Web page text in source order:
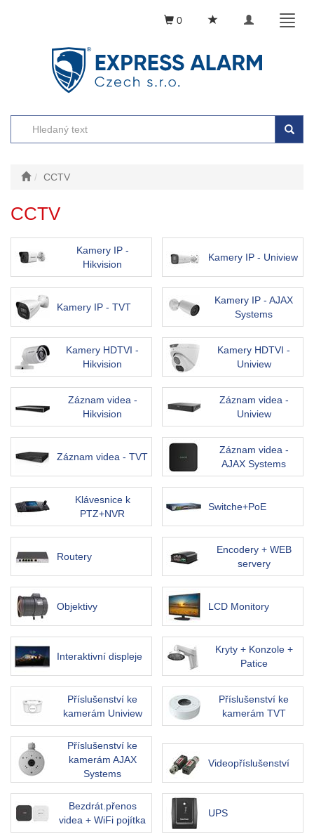
Toggle
0
CCTV
CCTV
Kamery IP -
Hikvision
Kamery IP - Uniview
Kamery IP - TVT
Kamery IP - AJAX
Systems
Kamery HDTVI -
Hikvision
Kamery HDTVI -
Uniview
Záznam videa -
Hikvision
Záznam videa -
Uniview
Záznam videa - TVT
Záznam videa -
AJAX Systems
Klávesnice k
PTZ+NVR
Switche+PoE
Routery
Encodery + WEB
servery
Objektivy LCD Monitory
Interaktivní displeje
Kryty + Konzole +
Patice
Příslušenství ke
kamerám Uniview
Příslušenství ke
kamerám TVT
Příslušenství ke
kamerám AJAX
Systems
Videopříslušenství
Bezdrát.přenos
videa + WiFi pojítka
UPS